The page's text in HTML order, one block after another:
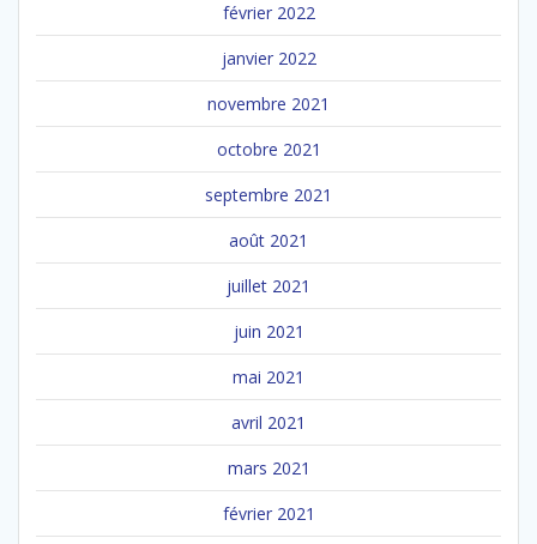
février 2022
janvier 2022
novembre 2021
octobre 2021
septembre 2021
août 2021
juillet 2021
juin 2021
mai 2021
avril 2021
mars 2021
février 2021